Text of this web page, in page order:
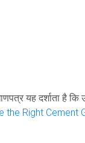
यह दर्शाता है कि
the Right Cement